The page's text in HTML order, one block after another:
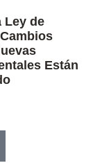
Ley de
Están